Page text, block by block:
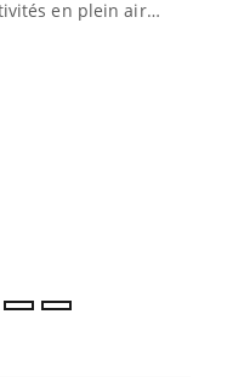
en plein air…